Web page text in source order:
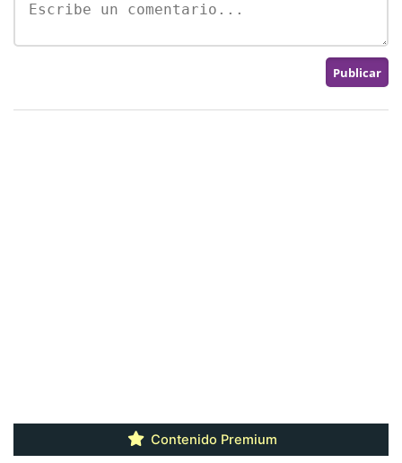
Contenido Premium